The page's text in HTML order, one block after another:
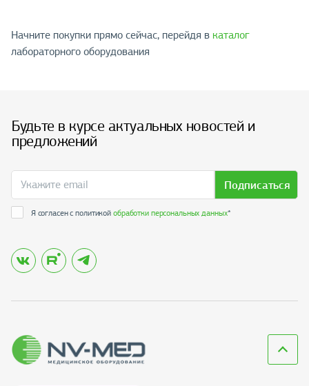
Начните покупки прямо сейчас, перейдя в каталог
лабораторного оборудования
Будьте в курсе актуальных новостей и
предложений
Подписаться
Я согласен с политикойобработки персональных данных*